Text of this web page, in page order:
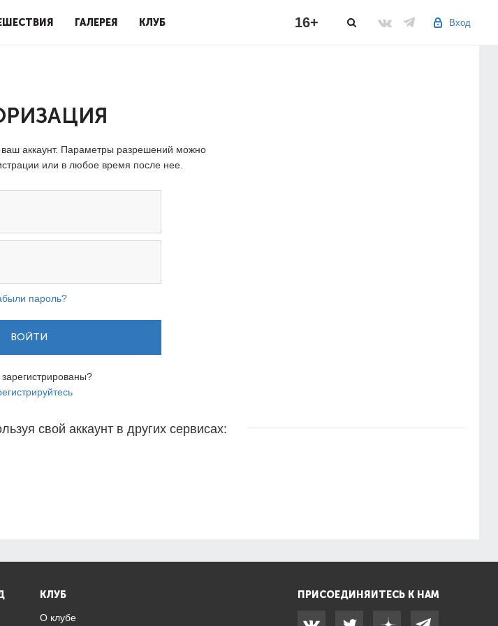
ГАЛЕРЕЯ КЛУБ Вход
16+
аккаунт. Параметры разрешений можно
или в любое время после нее.
пароль?
ВОЙТИ
свой аккаунт в других сервисах:
КЛУБ
О клубе
ПРИСОЕДИНЯЙТЕСЬ К НАМ